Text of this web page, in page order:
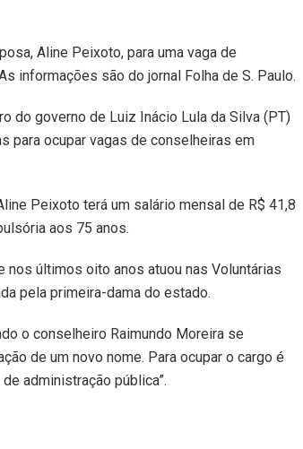
Aline Peixoto, para uma vaga de
informações são do jornal Folha de S. Paulo.
do governo de Luiz Inácio Lula da Silva (PT)
para ocupar vagas de conselheiras em
Peixoto terá um salário mensal de R$ 41,8
aos 75 anos.
últimos oito anos atuou nas Voluntárias
pela primeira-dama do estado.
o conselheiro Raimundo Moreira se
de um novo nome. Para ocupar o cargo é
administração pública”.